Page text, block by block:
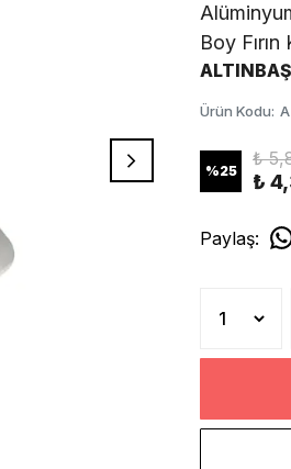
Boy Fırın
Ürün Kodu:
%25
₺
₺
Paylaş: